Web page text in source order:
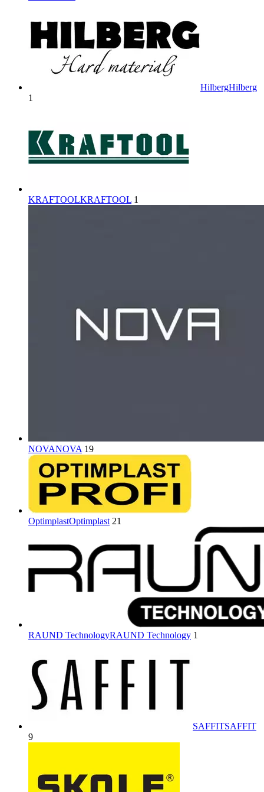
HilbergHilberg
1
KRAFTOOLKRAFTOOL 1
NOVANOVA 19
OptimplastOptimplast 21
RAUND TechnologyRAUND Technology 1
SAFFITSAFFIT
9